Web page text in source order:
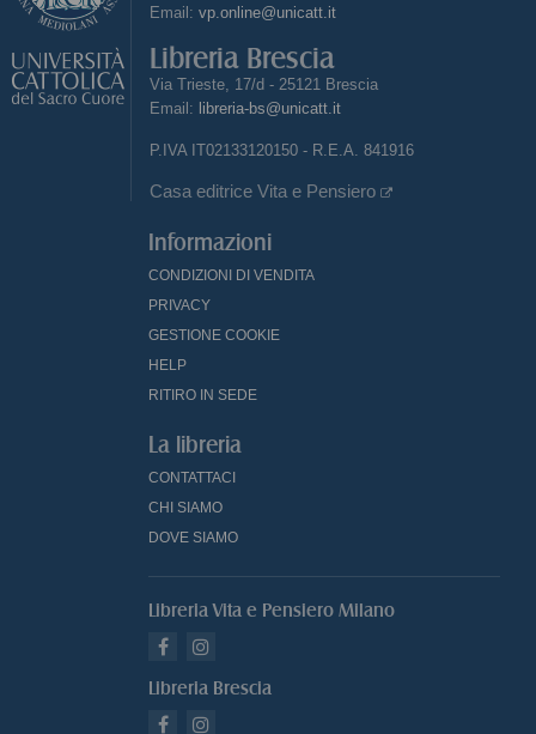
Email: vp.online@unicatt.it
Libreria Brescia
Via Trieste, 17/d - 25121 Brescia
Email: libreria-bs@unicatt.it
P.IVA IT02133120150 - R.E.A. 841916
Casa editrice Vita e Pensiero
Informazioni
CONDIZIONI DI VENDITA
PRIVACY
GESTIONE COOKIE
HELP
RITIRO IN SEDE
La libreria
CONTATTACI
CHI SIAMO
DOVE SIAMO
Libreria Vita e Pensiero Milano
Libreria Brescia